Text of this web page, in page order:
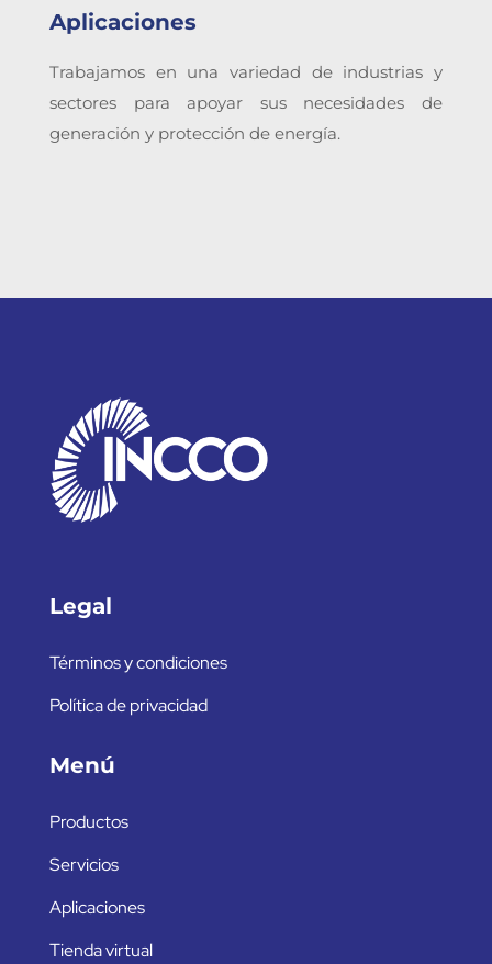
Aplicaciones
Trabajamos en una variedad de industrias y
sectores para apoyar sus necesidades de
generación y protección de energía.
Legal
Términos y condiciones
Política de privacidad
Menú
Productos
Servicios
Aplicaciones
Tienda virtual